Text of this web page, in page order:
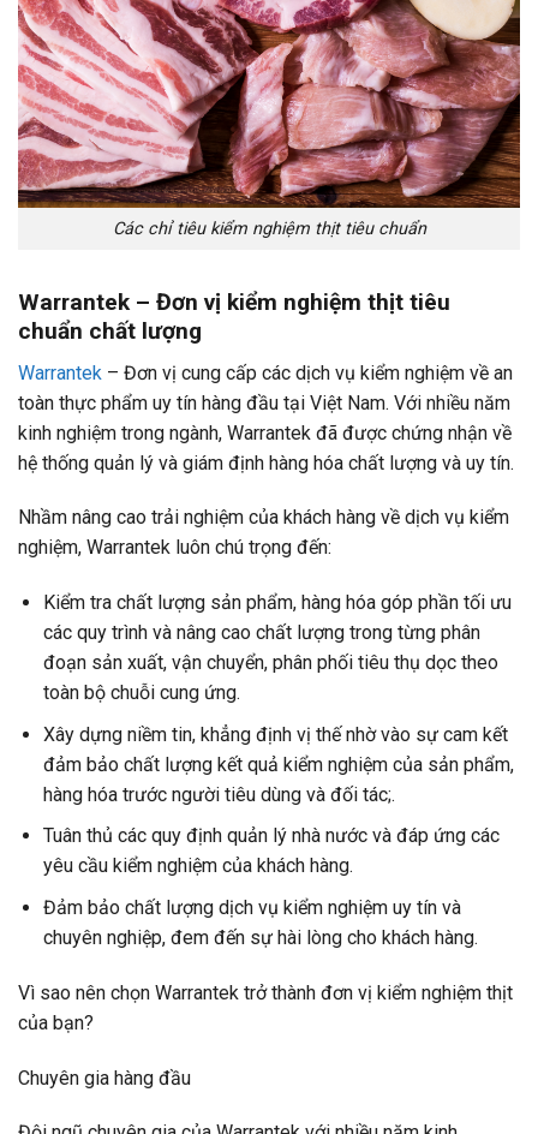
Các chỉ tiêu kiểm nghiệm thịt tiêu chuẩn
Warrantek – Đơn vị kiểm nghiệm thịt tiêu
chuẩn chất lượng
Warrantek – Đơn vị cung cấp các dịch vụ kiểm nghiệm về an
toàn thực phẩm uy tín hàng đầu tại Việt Nam. Với nhiều năm
kinh nghiệm trong ngành, Warrantek đã được chứng nhận về
hệ thống quản lý và giám định hàng hóa chất lượng và uy tín.
Nhầm nâng cao trải nghiệm của khách hàng về dịch vụ kiểm
nghiệm, Warrantek luôn chú trọng đến:
Kiểm tra chất lượng sản phẩm, hàng hóa góp phần tối ưu
các quy trình và nâng cao chất lượng trong từng phân
đoạn sản xuất, vận chuyển, phân phối tiêu thụ dọc theo
toàn bộ chuỗi cung ứng.
Xây dựng niềm tin, khẳng định vị thế nhờ vào sự cam kết
đảm bảo chất lượng kết quả kiểm nghiệm của sản phẩm,
hàng hóa trước người tiêu dùng và đối tác;.
Tuân thủ các quy định quản lý nhà nước và đáp ứng các
yêu cầu kiểm nghiệm của khách hàng.
Đảm bảo chất lượng dịch vụ kiểm nghiệm uy tín và
chuyên nghiệp, đem đến sự hài lòng cho khách hàng.
Vì sao nên chọn Warrantek trở thành đơn vị kiểm nghiệm thịt
của bạn?
Chuyên gia hàng đầu